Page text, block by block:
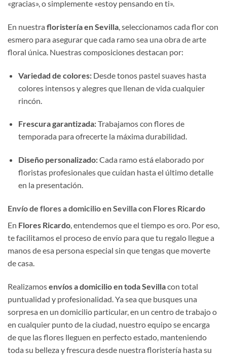
«gracias», o simplemente «estoy pensando en ti».
En nuestra floristería en Sevilla, seleccionamos cada flor con
esmero para asegurar que cada ramo sea una obra de arte
floral única. Nuestras composiciones destacan por:
Variedad de colores:Desde tonos pastel suaves hasta
colores intensos y alegres que llenan de vida cualquier
rincón.
Frescura garantizada:Trabajamos con flores de
temporada para ofrecerte la máxima durabilidad.
Diseño personalizado:Cada ramo está elaborado por
floristas profesionales que cuidan hasta el último detalle
en la presentación.
Envío de flores a domicilio en Sevilla con Flores Ricardo
En Flores Ricardo, entendemos que el tiempo es oro. Por eso,
te facilitamos el proceso de envío para que tu regalo llegue a
manos de esa persona especial sin que tengas que moverte
de casa.
Realizamosenvíos a domicilio en toda Sevillacon total
puntualidad y profesionalidad. Ya sea que busques una
sorpresa en un domicilio particular, en un centro de trabajo o
en cualquier punto de la ciudad, nuestro equipo se encarga
de que las flores lleguen en perfecto estado, manteniendo
toda su belleza y frescura desde nuestra floristería hasta su